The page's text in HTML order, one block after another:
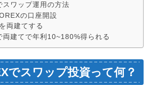
ワップ運用の方法
の口座開設
両建てする
建てで年利10~180%得られる
でスワップ投資って何？